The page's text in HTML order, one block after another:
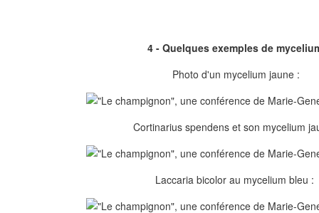
4 - Quelques exemples de
Photo d'un mycelium jaune :
Cortinarius spendens et son mycelium
Laccaria bicolor au mycelium bleu :